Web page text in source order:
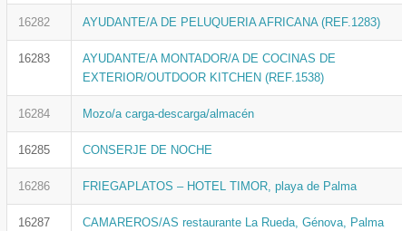
16282 AYUDANTE/A DE PELUQUERIA AFRICANA (REF.1283)
16283
AYUDANTE/A MONTADOR/A DE COCINAS DE
EXTERIOR/OUTDOOR KITCHEN (REF.1538)
16284 Mozo/a carga-descarga/almacén
16285 CONSERJE DE NOCHE
16286 FRIEGAPLATOS – HOTEL TIMOR, playa de Palma
16287 CAMAREROS/AS restaurante La Rueda, Génova, Palma